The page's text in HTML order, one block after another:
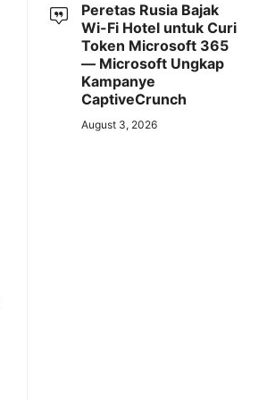
Peretas Rusia Bajak
Wi-Fi Hotel untuk Curi
Token Microsoft 365
— Microsoft Ungkap
Kampanye
CaptiveCrunch
August 3, 2026